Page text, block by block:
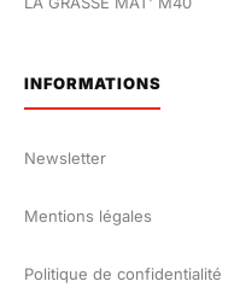
INFORMATIONS
Newsletter
Mentions légales
Politique de confidentialité